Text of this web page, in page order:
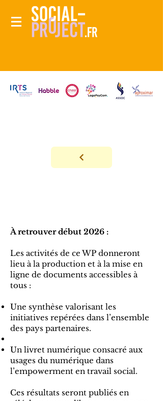
À retrouver début 2026 :
Les activités de ce WP donneront
lieu à la production et à la mise en
ligne de documents accessibles à
tous :
Une synthèse valorisant les
initiatives repérées dans l’ensemble
des pays partenaires.
Un livret numérique consacré aux
usages du numérique dans
l’empowerment en travail social.
Ces résultats seront publiés en